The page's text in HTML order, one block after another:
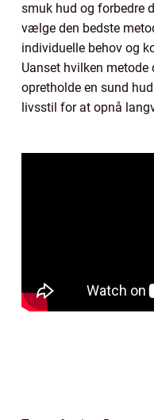
smuk hud og forbedre
vælge den bedste
individuelle behov og
Uanset hvilken
opretholde en sund
livsstil for at opnå